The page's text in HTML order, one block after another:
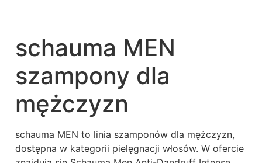
schauma MEN
szampony dla
mężczyzn
schauma MEN to linia szamponów dla mężczyzn,
dostępna w kategorii pielęgnacji włosów. W ofercie